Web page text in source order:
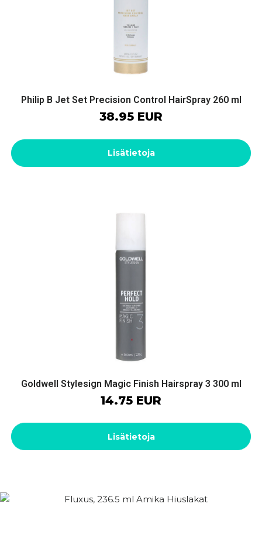
Philip B Jet Set Precision Control HairSpray 260 ml
38.95 EUR
Lisätietoja
Goldwell Stylesign Magic Finish Hairspray 3 300 ml
14.75 EUR
Lisätietoja